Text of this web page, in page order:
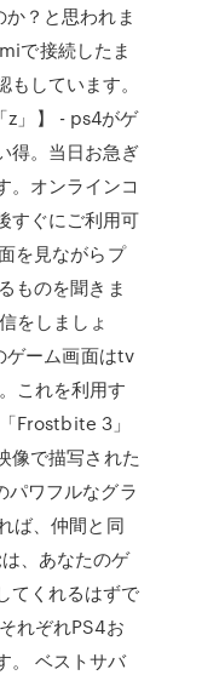
？と思われま
で接続したま
しています。
z」】 - ps4がゲ
得。当日お急ぎ
。オンラインコ
すぐにご利用可
を見ながらプ
ものを聞きま
をしましょ
ゲーム画面はtv
これを利用す
Frostbite 3」
像で描写された
パワフルなグラ
ば、仲間と同
、あなたのゲ
てくれるはずで
れぞれPS4お
。 ベストサバ